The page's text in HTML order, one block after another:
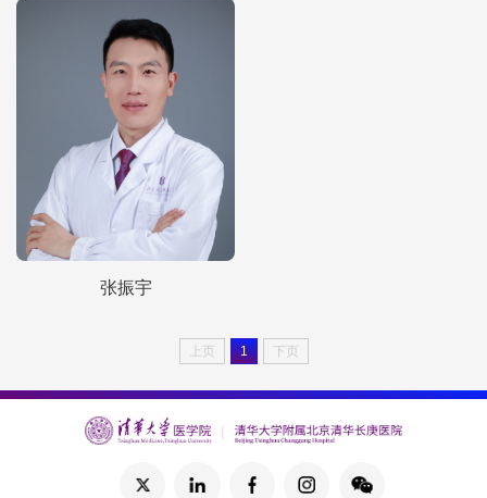
张振宇
上页 1 下页